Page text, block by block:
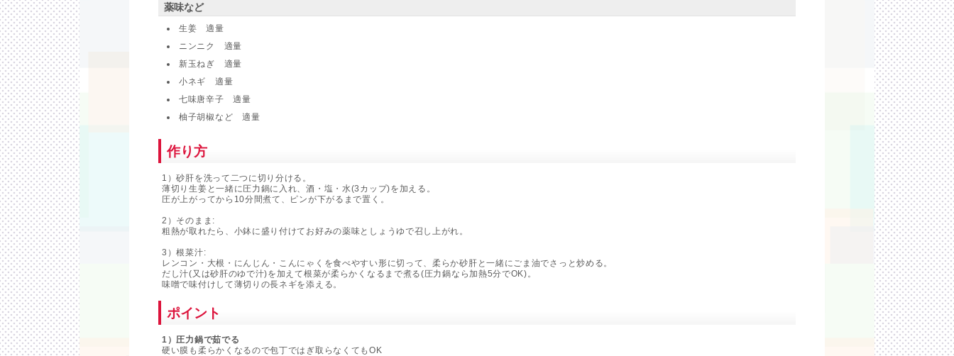
薬味など
生姜 適量
ニンニク 適量
新玉ねぎ 適量
小ネギ 適量
七味唐辛子 適量
柚子胡椒など 適量
作り方
1）砂肝を洗って二つに切り分ける。
薄切り生姜と一緒に圧力鍋に入れ、酒・塩・水(3カップ)を加える。
圧が上がってから10分間煮て、ピンが下がるまで置く。
2）そのまま:
粗熱が取れたら、小鉢に盛り付けてお好みの薬味としょうゆで召し上がれ。
3）根菜汁:
レンコン・大根・にんじん・こんにゃくを食べやすい形に切って、柔らか砂肝と一緒にごま油でさっと炒める。
だし汁(又は砂肝のゆで汁)を加えて根菜が柔らかくなるまで煮る(圧力鍋なら加熱5分でOK)。
味噌で味付けして薄切りの長ネギを添える。
ポイント
1）圧力鍋で茹でる
硬い膜も柔らかくなるので包丁ではぎ取らなくてもOK